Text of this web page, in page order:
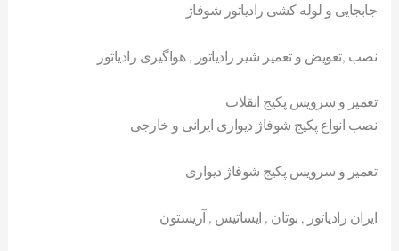
جابجایی و لوله کشی رادیاتور شوفاژ
نصب ,تعویض و تعمیر شیر رادیاتور , هواگیری رادیاتور
تعمیر و سرویس پکیج انقلاب
نصب انواع پکیج شوفاژ دیواری ایرانی و خارجی
تعمیر و سرویس پکیج شوفاژ دیواری
ایران رادیاتور , بوتان , ایساتیس , آریستون